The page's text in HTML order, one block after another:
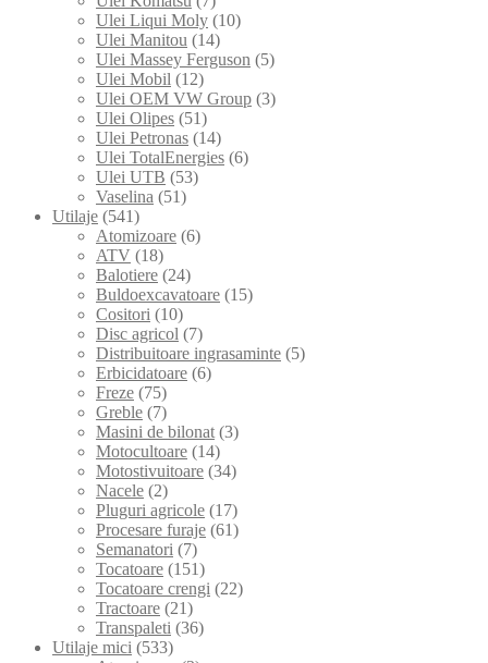
Ulei Liqui Moly (10)
Ulei Manitou (14)
Ulei Massey Ferguson (5)
Ulei Mobil (12)
Ulei OEM VW Group (3)
Ulei Olipes (51)
Ulei Petronas (14)
Ulei TotalEnergies (6)
Ulei UTB (53)
Vaselina (51)
Utilaje (541)
Atomizoare (6)
ATV (18)
Balotiere (24)
Buldoexcavatoare (15)
Cositori (10)
Disc agricol (7)
Distribuitoare ingrasaminte (5)
Erbicidatoare (6)
Freze (75)
Greble (7)
Masini de bilonat (3)
Motocultoare (14)
Motostivuitoare (34)
Nacele (2)
Pluguri agricole (17)
Procesare furaje (61)
Semanatori (7)
Tocatoare (151)
Tocatoare crengi (22)
Tractoare (21)
Transpaleti (36)
Utilaje mici (533)